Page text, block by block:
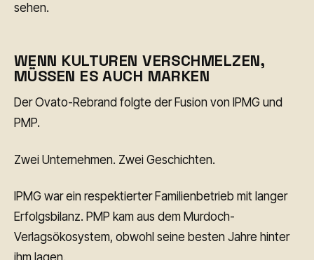
sehen.
WENN KULTUREN VERSCHMELZEN,
MÜSSEN ES AUCH MARKEN
Der Ovato-Rebrand folgte der Fusion von IPMG und
PMP.
Zwei Unternehmen. Zwei Geschichten.
IPMG war ein respektierter Familienbetrieb mit langer
Erfolgsbilanz. PMP kam aus dem Murdoch-
Verlagsökosystem, obwohl seine besten Jahre hinter